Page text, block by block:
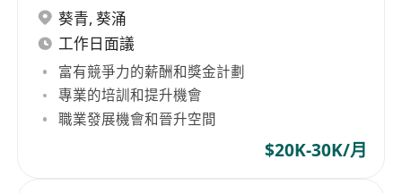
葵青, 葵涌
工作日面議
富有競爭力的薪酬和獎金計劃
專業的培訓和提升機會
職業發展機會和晉升空間
$20K-30K/月